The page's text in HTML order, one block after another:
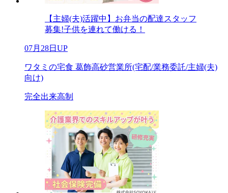
【主婦(夫)活躍中】お弁当の配達スタッフ
募集!子供を連れて働ける！
07月28日UP
ワタミの宅食 葛飾高砂営業所(宅配/業務委託/主婦(夫)
向け)
完全出来高制